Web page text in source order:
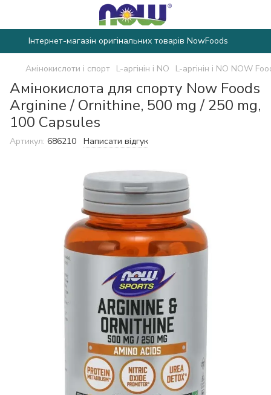
Інтернет-магазін оригінальних товарів NowFoods
Амінокислоти і спорт L-аргінін і NO L-аргінін і NO NOW
Амінокислота для спорту Now Foods
Arginine / Ornithine, 500 mg / 250 mg,
100 Capsules
Артикул: 686210 Написати відгук